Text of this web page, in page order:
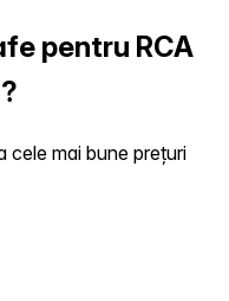
pentru RCA
cele mai bune prețuri